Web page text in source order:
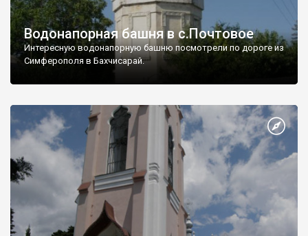
Водонапорная башня в с.Почтовое
Интересную водонапорную башню посмотрели по дороге из
Симферополя в Бахчисарай.